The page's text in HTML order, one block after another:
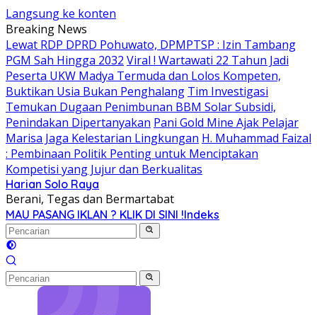
Langsung ke konten
Breaking News
Lewat RDP DPRD Pohuwato, DPMPTSP : Izin Tambang
PGM Sah Hingga 2032 Viral ! Wartawati 22 Tahun Jadi
Peserta UKW Madya Termuda dan Lolos Kompeten,
Buktikan Usia Bukan Penghalang Tim Investigasi
Temukan Dugaan Penimbunan BBM Solar Subsidi,
Penindakan Dipertanyakan Pani Gold Mine Ajak Pelajar
Marisa Jaga Kelestarian Lingkungan H. Muhammad Faizal
: Pembinaan Politik Penting untuk Menciptakan
Kompetisi yang Jujur dan Berkualitas
Harian Solo Raya
Berani, Tegas dan Bermartabat
MAU PASANG IKLAN ? KLIK DI SINI !Indeks